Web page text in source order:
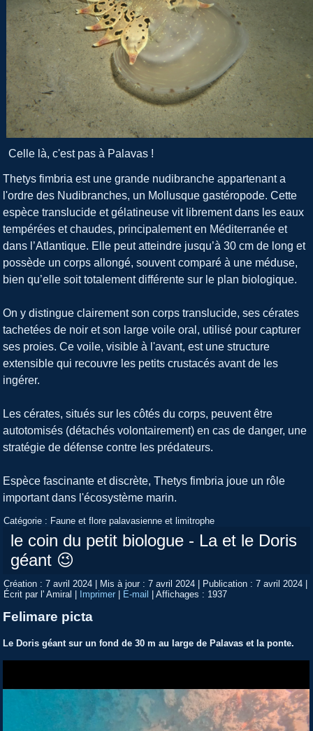
Celle là, c'est pas à Palavas !
Thetys fimbria est une grande nudibranche appartenant a
l'ordre des Nudibranches, un Mollusque gastéropode. Cette
espèce translucide et gélatineuse vit librement dans les eaux
tempérées et chaudes, principalement en Méditerranée et
dans l’Atlantique. Elle peut atteindre jusqu’à 30 cm de long et
possède un corps allongé, souvent comparé à une méduse,
bien qu’elle soit totalement différente sur le plan biologique.
On y distingue clairement son corps translucide, ses cérates
tachetées de noir et son large voile oral, utilisé pour capturer
ses proies. Ce voile, visible à l'avant, est une structure
extensible qui recouvre les petits crustacés avant de les
ingérer.
Les cérates, situés sur les côtés du corps, peuvent être
autotomisés (détachés volontairement) en cas de danger, une
stratégie de défense contre les prédateurs.
Espèce fascinante et discrète, Thetys fimbria joue un rôle
important dans l'écosystème marin.
Catégorie : Faune et flore palavasienne et limitrophe
le coin du petit biologue - La et le Doris
géant 😉
Création : 7 avril 2024 Mis à jour : 7 avril 2024 Publication : 7 avril 2024
Écrit par l' Amiral
Imprimer E-mail |Affichages : 1937
Felimare picta
Le Doris géant sur un fond de 30 m au large de Palavas et la ponte.